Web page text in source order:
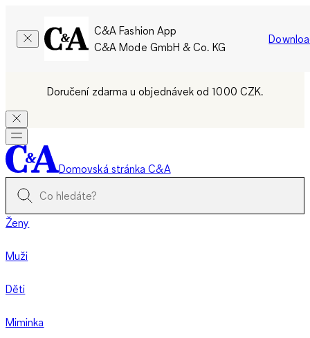
C&A Fashion App
C&A Mode GmbH & Co. KG
Doručení zdarma u objednávek od 1000 CZK.
Domovská stránka C&A
Ženy
Muži
Děti
Miminka